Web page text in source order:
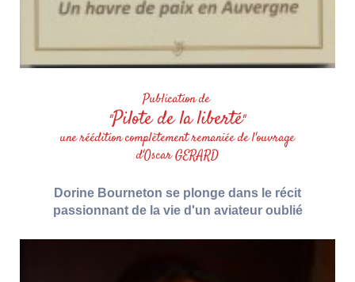
Publication de
"Pilote de la liberté"
une réédition complètement remaniée de l'ouvrage
d'Oscar GERARD
Dorine Bourneton se plonge dans le récit
passionnant de la vie d'un aviateur oublié